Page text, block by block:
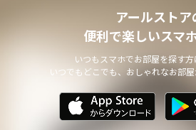
アールストア
便利で楽しいスマ
いつもスマホでお部屋を探す方
いつでもどこでも、おしゃれなお部屋